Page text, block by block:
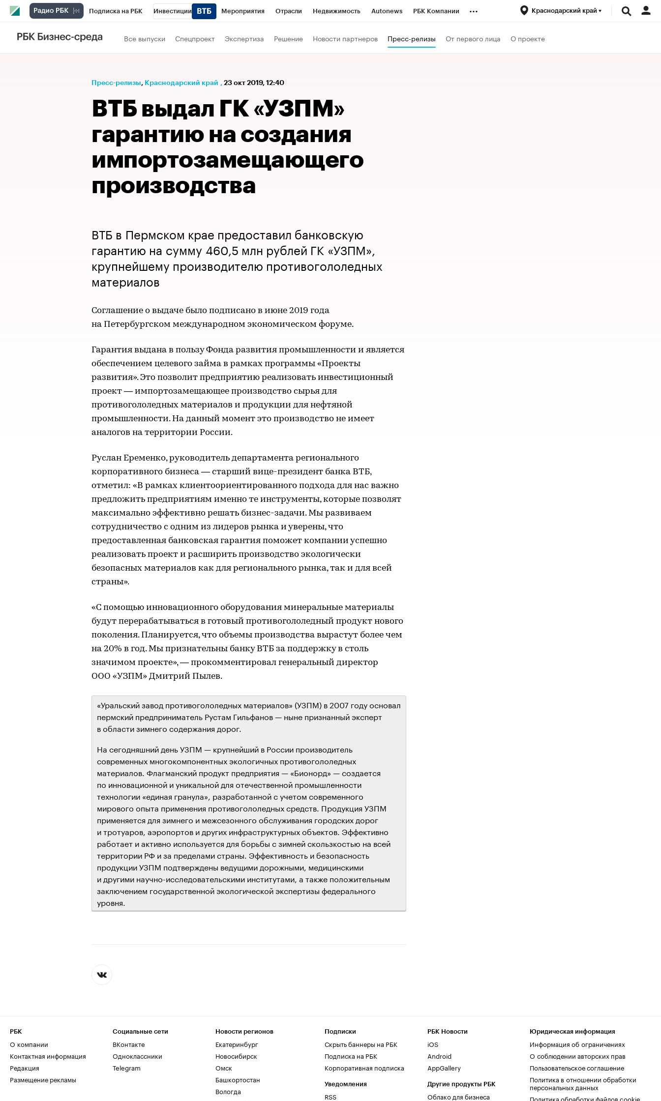
Подписка на РБК Инвестиции Мероприятия Отрасли Недвижимость Autonews РБК Компании
Телеканал
Спецпроекты Политика Экономика Бизнес
... Краснодарский край
Все выпуски Спецпроект Экспертиза Решение Новости партнеров Пресс-релизы От первого лица О проекте
Пресс-релизы⁠, Краснодарский край , 23 окт 2019, 12:40
ВТБ выдал ГК «УЗПМ»
гарантию на создания
импортозамещающего
производства
ВТБ в Пермском крае предоставил банковскую
гарантию на сумму 460,5 млн рублей ГК «УЗПМ»,
крупнейшему производителю противогололедных
материалов
Соглашение о выдаче было подписано в июне 2019 года
на Петербургском международном экономическом форуме.
Гарантия выдана в пользу Фонда развития промышленности и является
обеспечением целевого займа в рамках программы «Проекты
развития». Это позволит предприятию реализовать инвестиционный
проект — импортозамещающее производство сырья для
противогололедных материалов и продукции для нефтяной
промышленности. На данный момент это производство не имеет
аналогов на территории России.
Руслан Еременко, руководитель департамента регионального
корпоративного бизнеса — старший вице-президент банка ВТБ,
отметил: «В рамках клиентоориентированного подхода для нас важно
предложить предприятиям именно те инструменты, которые позволят
максимально эффективно решать бизнес-задачи. Мы развиваем
сотрудничество с одним из лидеров рынка и уверены, что
предоставленная банковская гарантия поможет компании успешно
реализовать проект и расширить производство экологически
безопасных материалов как для регионального рынка, так и для всей
страны».
«С помощью инновационного оборудования минеральные материалы
будут перерабатываться в готовый противогололедный продукт нового
поколения. Планируется, что объемы производства вырастут более чем
на 20% в год. Мы признательны банку ВТБ за поддержку в столь
значимом проекте», — прокомментировал генеральный директор
ООО «УЗПМ» Дмитрий Пылев.
«Уральский завод противогололедных материалов» (УЗПМ) в 2007 году основал
пермский предприниматель Рустам Гильфанов — ныне признанный эксперт
в области зимнего содержания дорог.
На сегодняшний день УЗПМ — крупнейший в России производитель
современных многокомпонентных экологичных противогололедных
материалов. Флагманский продукт предприятия — «Бионорд» — создается
по инновационной и уникальной для отечественной промышленности
технологии «единая гранула», разработанной с учетом современного
мирового опыта применения противогололедных средств. Продукция УЗПМ
применяется для зимнего и межсезонного обслуживания городских дорог
и тротуаров, аэропортов и других инфраструктурных объектов. Эффективно
работает и активно используется для борьбы с зимней скользкостью на всей
территории РФ и за пределами страны. Эффективность и безопасность
продукции УЗПМ подтверждены ведущими дорожными, медицинскими
и другими научно-исследовательскими институтами, а также положительным
заключением государственной экологической экспертизы федерального
уровня.
РБК
О компании
Контактная информация
Редакция
Размещение рекламы
Социальные сети
ВКонтакте
Одноклассники
Telegram
Новости регионов
Екатеринбург
Новосибирск
Омск
Башкортостан
Вологда
Подписки
Скрыть баннеры на РБК
Подписка на РБК
Корпоративная подписка
Уведомления
RSS
РБК Новости
iOS
Android
AppGallery
Другие продукты РБК
Облако для бизнеса
Юридическая информация
Информация об ограничениях
О соблюдении авторских прав
Пользовательское соглашение
Политика в отношении обработки
персональных данных
Политика обработки файлов cookie